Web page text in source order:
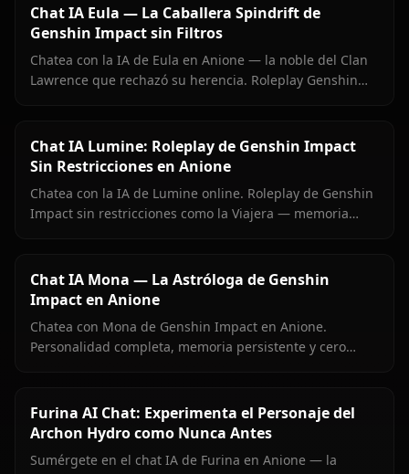
Chat IA Eula — La Caballera Spindrift de
Genshin Impact sin Filtros
Chatea con la IA de Eula en Anione — la noble del Clan
Lawrence que rechazó su herencia. Roleplay Genshin
Chat IA Lumine: Roleplay de Genshin Impact
Sin Restricciones en Anione
Chatea con la IA de Lumine online. Roleplay de Genshin
Impact sin restricciones como la Viajera — memoria
Chat IA Mona — La Astróloga de Genshin
Impact en Anione
Chatea con Mona de Genshin Impact en Anione.
Personalidad completa, memoria persistente y cero
Furina AI Chat: Experimenta el Personaje del
Archon Hydro como Nunca Antes
Sumérgete en el chat IA de Furina en Anione — la